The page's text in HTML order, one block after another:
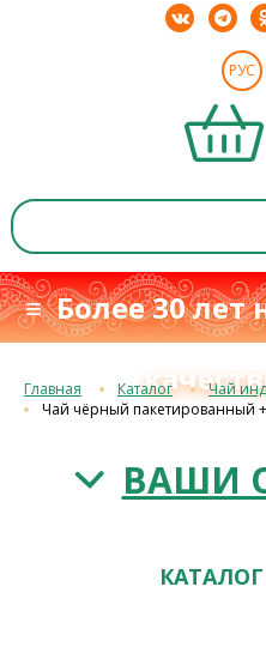
РУС
≡ Более 30 лет
Главная Каталог
Чай
Чай чёрный пакетированный
ВАШИ